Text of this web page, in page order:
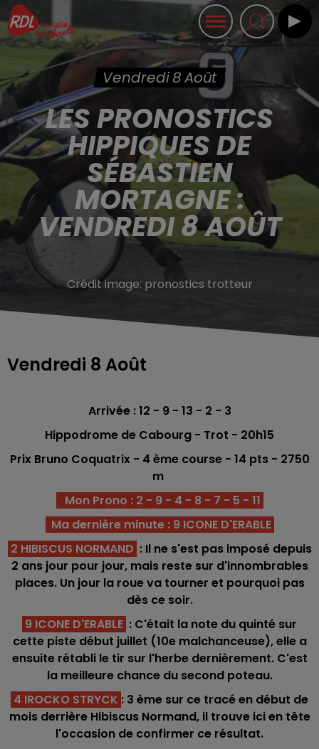
Vendredi 8 Août
LES PRONOSTICS
HIPPIQUES DE
SÉBASTIEN
MORTAGNE :
VENDREDI 8 AOÛT
Crédit image: pronostics trotteur
Vendredi 8 Août
Arrivée : 12 - 9 - 13 - 2 - 3
Hippodrome de Cabourg - Trot - 20h15
Prix Bruno Coquatrix - 4 èmecourse - 14 pts - 2750
m
Mon Prono : 2 - 9 - 4 - 8 - 7 - 5 - 11
Ma dernière minute : 9 ICONE D'ERABLE
2 HIBISCUS NORMAND : Il ne s'est pas imposé depuis
2 ans jour pour jour, mais reste sur d'innombrables
places. Un jour la roue va tourner et pourquoi pas
dès ce soir.
9 ICONE D'ERABLE : C'était la note du quinté sur
cette piste début juillet (10e malchanceuse), elle a
ensuite rétabli le tir sur l'herbe dernièrement. C'est
la meilleure chance du second poteau.
4 IROCKO STRYCK : 3 ème sur ce tracé en début de
mois derrière Hibiscus Normand, il trouve ici en tête
l'occasion de confirmer ce résultat.